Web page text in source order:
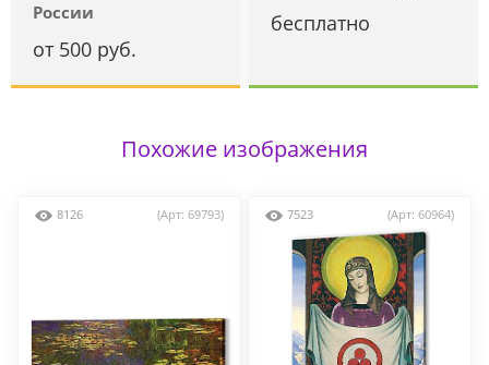
России
от 500 руб.
бесплатно
Похожие изображения
8126 (Арт: 69793) 7523 (Арт: 60964)